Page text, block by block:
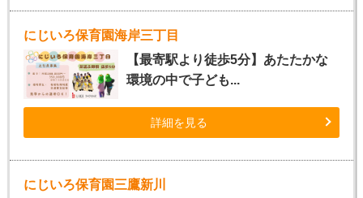
にじいろ保育園海岸三丁目
【最寄駅より徒歩5分】あたたかな
環境の中で子ども...
詳細を見る
にじいろ保育園三鷹新川